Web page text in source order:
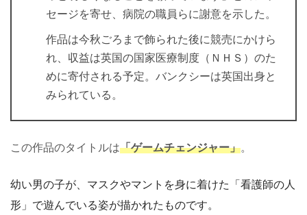
セージを寄せ、病院の職員らに謝意を示した。
作品は今秋ごろまで飾られた後に競売にかけら
れ、収益は英国の国家医療制度（ＮＨＳ）のた
めに寄付される予定。バンクシーは英国出身と
みられている。
この作品のタイトルは「ゲームチェンジャー」。
幼い男の子が、マスクやマントを身に着けた「看護師の人
形」で遊んでいる姿が描かれたものです。